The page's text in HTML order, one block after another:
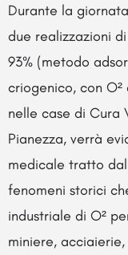
Durante la
due realizzazioni
93% (metodo
criogenico, con O²
nelle case di Cura
Pianezza, verrà
medicale tratto
fenomeni storici
industriale di O²
miniere,